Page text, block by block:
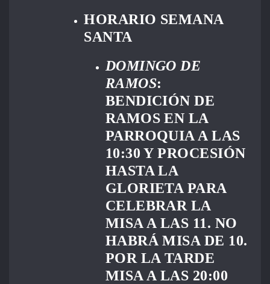
HORARIO SEMANA
SANTA
DOMINGO DE
RAMOS:
BENDICIÓN DE
RAMOS EN LA
PARROQUIA A LAS
10:30 Y PROCESIÓN
HASTA LA
GLORIETA PARA
CELEBRAR LA
MISA A LAS 11. NO
HABRÁ MISA DE 10.
POR LA TARDE
MISA A LAS 20:00